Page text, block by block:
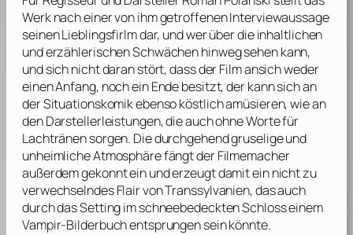
Werk nach einer von ihm getroffenen Interviewaussage
seinen Lieblingsfirlm dar, und wer über die inhaltlichen
und erzählerischen Schwächen hinweg sehen kann,
und sich nicht daran stört, dass der Film ansich weder
einen Anfang, noch ein Ende besitzt, der kann sich an
der Situationskomik ebenso köstlich amüsieren, wie an
den Darstellerleistungen, die auch ohne Worte für
Lachtränen sorgen. Die durchgehend gruselige und
unheimliche Atmosphäre fängt der Filmemacher
außerdem gekonnt ein und erzeugt damit ein nicht zu
verwechselndes Flair von Transsylvanien, das auch
durch das Setting im schneebedeckten Schloss einem
Vampir-Bilderbuch entsprungen sein könnte.